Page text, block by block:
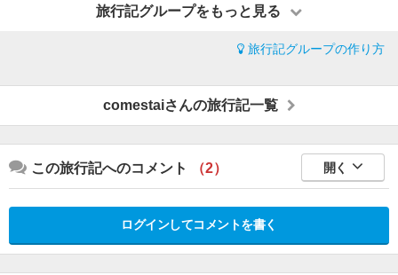
旅行記グループをもっと見る
旅行記グループの作り方
comestaiさんの旅行記一覧
この旅行記へのコメント （2） 開く
ログインしてコメントを書く